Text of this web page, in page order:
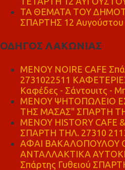
ΤΑ ΘΕΜΑΤΑ ΤΟΥ
ΣΠΑΡΤΗΣ 12 Αυγούστου
ΟΔΗΓΟΣ ΛΑΚΩΝΙΑΣ
MENOY NOIRE CAFE
2731022511
Καφέδες - Σάντουιτς -
ΜΕΝΟΥ ΨΗΤΟΠΩΛΕΙΟ
ΤΗΣ ΜΑΣΑΣ" ΣΠΑΡΤΗ
ΜΕΝΟΥ HISTORY CAFE
ΣΠΑΡΤΗ ΤΗΛ. 27310
ΑΦΑΙ ΒΑΚΑΛΟΠΟΥΛΟΥ
ΑΝΤΑΛΛΑΚΤΙΚΑ
Σπάρτης Γυθειού